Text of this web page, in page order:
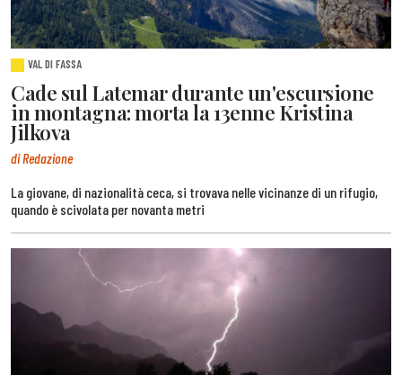
VAL DI FASSA
Cade sul Latemar durante un'escursione
in montagna: morta la 13enne Kristina
Jilkova
di Redazione
La giovane, di nazionalità ceca, si trovava nelle vicinanze di un rifugio,
quando è scivolata per novanta metri